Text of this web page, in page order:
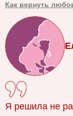
Как вернуть
Я решила не